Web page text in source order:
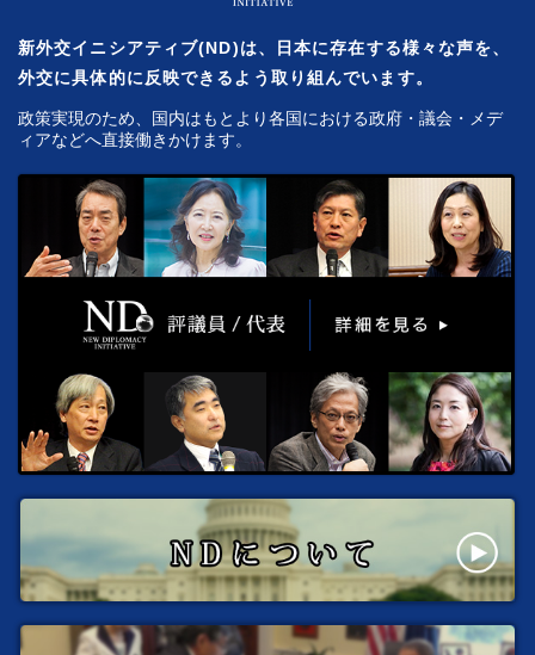
新外交イニシアティブ(ND)は、日本に存在する様々な声を、
外交に具体的に反映できるよう取り組んでいます。
政策実現のため、国内はもとより各国における政府・議会・メデ
ィアなどへ直接働きかけます。